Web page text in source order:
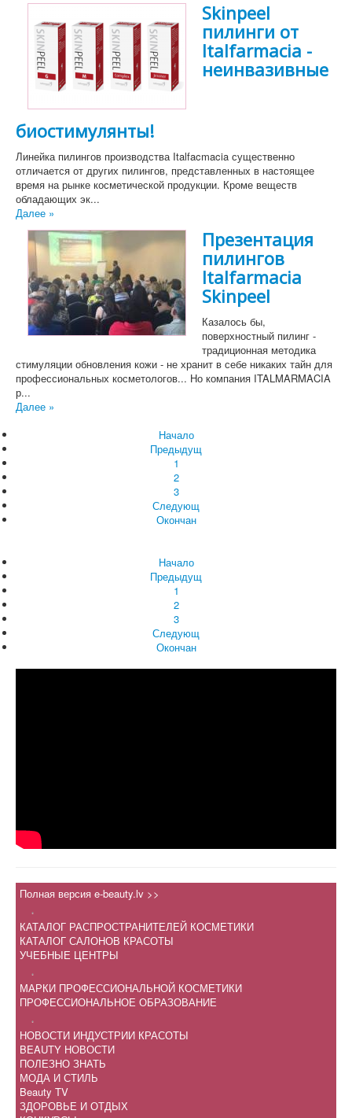
Skinpeel
пилинги от
Italfarmacia -
неинвазивные
биостимулянты!
Линейка пилингов производства Italfacmacia существенно
отличается от других пилингов, представленных в настоящее
время на рынке косметической продукции. Кроме веществ
обладающих эк...
Далее »
Презентация
пилингов
Italfarmacia
Skinpeel
Казалось бы,
поверхностный пилинг -
традиционная методика
стимуляции обновления кожи - не хранит в себе никаких тайн для
профессиональных косметологов... Но компания ITALMARMACIA
р...
Далее »
Начало
Предыдущ
1
2
3
Следующ
Окончан
Начало
Предыдущ
1
2
3
Следующ
Окончан
Полная версия e-beauty.lv >>
.
КАТАЛОГ РАСПРОСТРАНИТЕЛЕЙ КОСМЕТИКИ
КАТАЛОГ САЛОНОВ КРАСОТЫ
УЧЕБНЫЕ ЦЕНТРЫ
.
МАРКИ ПРОФЕССИОНАЛЬНОЙ КОСМЕТИКИ
ПРОФЕССИОНАЛЬНОЕ ОБРАЗОВАНИЕ
.
НОВОСТИ ИНДУСТРИИ КРАСОТЫ
BEAUTY НОВОСТИ
ПОЛЕЗНО ЗНАТЬ
МОДА И СТИЛЬ
Beauty TV
ЗДОРОВЬЕ И ОТДЫХ